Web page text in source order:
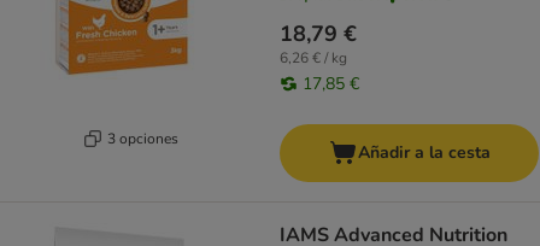
3 opciones
18,79 €
6,26 € / kg
17,85 €
Añadir a la cesta
IAMS Advanced Nutrition